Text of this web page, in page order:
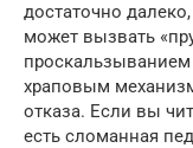
достаточно
может вызвать
храповым
отказа. Если вы
есть сломанная